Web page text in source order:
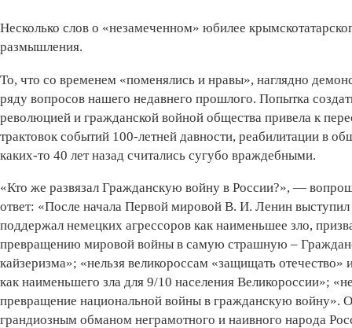
Несколько слов о «незамеченном» юбилее
размышления.
То, что со временем «поменялись и нравы», наглядно
ряду вопросов нашего недавнего прошлого. Попытка
революцией и гражданской войной общества привела к
трактовок событий 100-летней давности, реабилитации в
каких-то 40 лет назад считались сугубо враждебными.
«Кто же развязал Гражданскую войну в России?», —
ответ: «После начала Первой мировой В. И. Ленин
поддержал немецких агрессоров как наименьшее зло,
превращению мировой войны в самую страшную –
кайзеризма»; «нельзя великороссам «защищать
как наименьшего зла для 9/10 населения Великороссии»;
превращение национальной войны в гражданскую войну».
грандиозным обманом неграмотного и наивного народа